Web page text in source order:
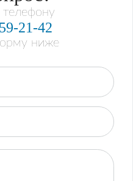
21-42
ниже